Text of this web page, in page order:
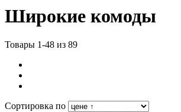
Широкие комоды
Товары 1-48 из 89
Сортировка по